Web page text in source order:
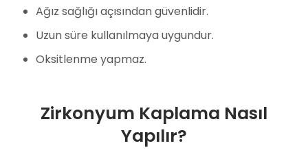
Ağız sağlığı açısından güvenlidir.
Uzun süre kullanılmaya uygundur.
Oksitlenme yapmaz.
Zirkonyum Kaplama Nasıl
Yapılır?